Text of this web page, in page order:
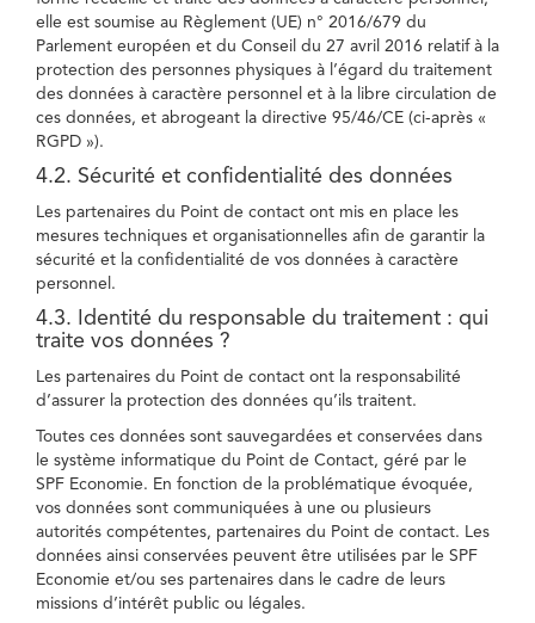
elle est soumise au Règlement (UE) n° 2016/679 du
Parlement européen et du Conseil du 27 avril 2016 relatif à la
protection des personnes physiques à l’égard du traitement
des données à caractère personnel et à la libre circulation de
ces données, et abrogeant la directive 95/46/CE (ci-après «
RGPD »).
4.2. Sécurité et confidentialité des données
Les partenaires du Point de contact ont mis en place les
mesures techniques et organisationnelles afin de garantir la
sécurité et la confidentialité de vos données à caractère
personnel.
4.3. Identité du responsable du traitement : qui
traite vos données ?
Les partenaires du Point de contact ont la responsabilité
d’assurer la protection des données qu’ils traitent.
Toutes ces données sont sauvegardées et conservées dans
le système informatique du Point de Contact, géré par le
SPF Economie. En fonction de la problématique évoquée,
vos données sont communiquées à une ou plusieurs
autorités compétentes, partenaires du Point de contact. Les
données ainsi conservées peuvent être utilisées par le SPF
Economie et/ou ses partenaires dans le cadre de leurs
missions d’intérêt public ou légales.